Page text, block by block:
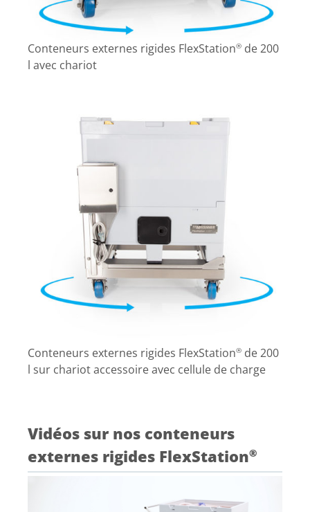
Conteneurs externes rigides FlexStation® de 200
l avec chariot
Conteneurs externes rigides FlexStation® de 200
l sur chariot accessoire avec cellule de charge
Vidéos sur nos conteneurs
externes rigides FlexStation®